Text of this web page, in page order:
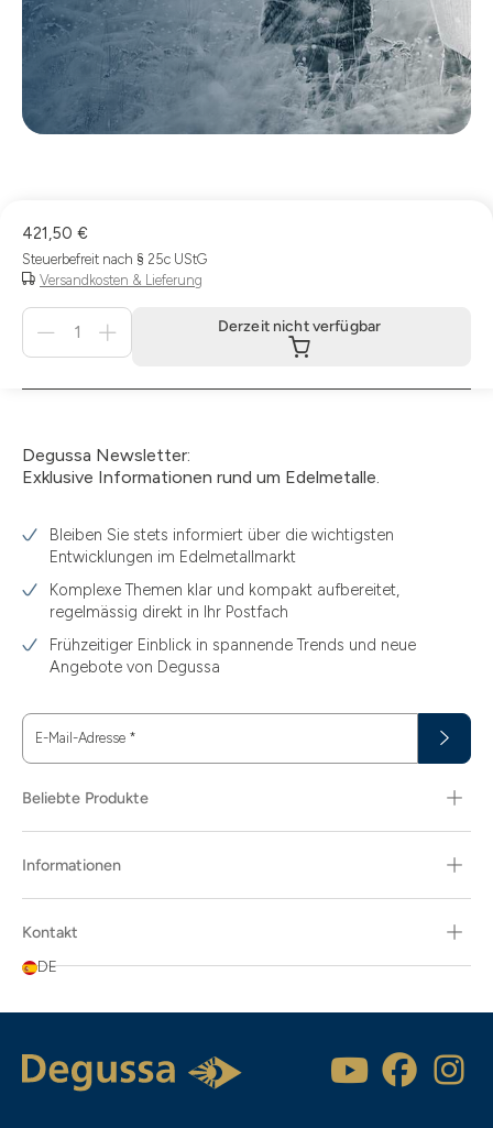
421,50 €
Steuerbefreit nach § 25c UStG
Versandkosten & Lieferung
Derzeit
verfügbar
Derzeit nicht verfügbar
Degussa Newsletter:
Exklusive Informationen rund um Edelmetalle.
Bleiben Sie stets informiert über die wichtigsten
Entwicklungen im Edelmetallmarkt
Komplexe Themen klar und kompakt aufbereitet,
regelmässig direkt in Ihr Postfach
Frühzeitiger Einblick in spannende Trends und neue
Angebote von Degussa
E-Mail-Adresse *
Beliebte Produkte
Informationen
Kontakt
DE